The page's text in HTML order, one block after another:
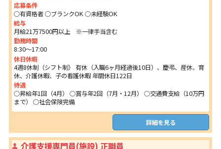
応募条件
○有資格者 ○ブランクOK ○未経験OK
給与
月給21万7500円以上 ※一律手当含む
勤務時間
8:30～17:00
休日休暇
4週8休制（シフト制） 有休（入職6ヶ月経過後10日）、慶弔、産休、育
休、介護休暇、子の看護休暇 年間休日122日
待遇
○昇給年1回（4月） ○賞与年2回（7月・12月） ○交通費支給（10万円
まで） ○社会保険完備
詳細を見る
介護支援専門員(施設) 正職員